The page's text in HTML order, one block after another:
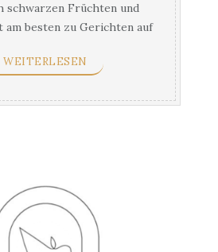
schwarzen Früchten und
am besten zu Gerichten auf
gelben Aromen ...
WEITERLESEN